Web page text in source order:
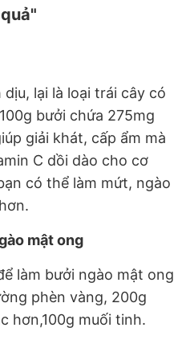
lại là loại trái cây có
bưởi chứa 275mg
giải khát, cấp ẩm mà
C dồi dào cho cơ
có thể làm mứt, ngào
mật ong
làm bưởi ngào mật ong
phèn vàng, 200g
hơn,100g muối tinh.